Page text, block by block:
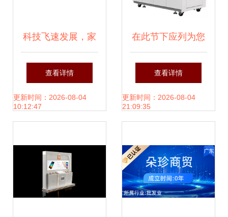
科技飞速发展，家
用视听设备售后服
务如何跟上脚步？
查看详情
更新时间：2026-08-04
10:12:47
在此节下应列为您
好释示例机器之标
准时检心跳点 |实
推值，虽上段多次
临时修复为维持读
查看详情
更新时间：2026-08-04
21:09:35